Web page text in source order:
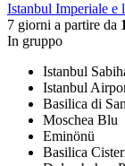
Istanbul Imperiale e
7 giorni a partire da
In gruppo
Istanbul
Istanbul
Basilica di
Moschea Blu
Eminönü
Basilica